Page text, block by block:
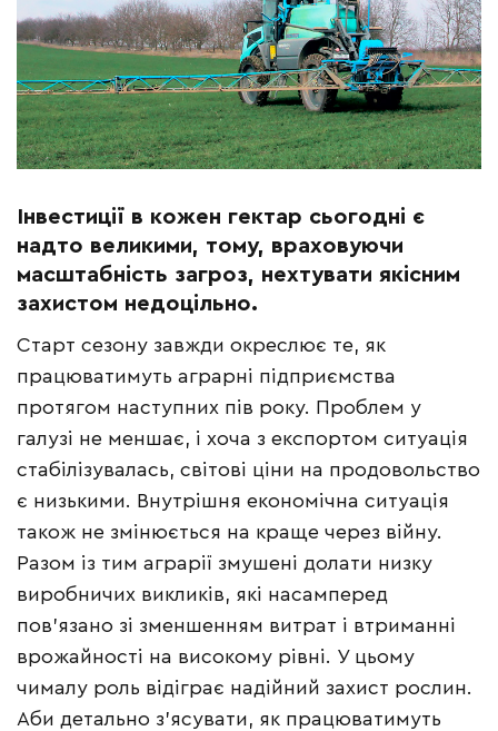
Інвестиції в кожен гектар сьогодні є
надто великими, тому, враховуючи
масштабність загроз, нехтувати якісним
захистом недоцільно.
Старт сезону завжди окреслює те, як
працюватимуть аграрні підприємства
протягом наступних пів року. Проблем у
галузі не меншає, і хоча з експортом ситуація
стабілізувалась, світові ціни на продовольство
є низькими. Внутрішня економічна ситуація
також не змінюється на краще через війну.
Разом із тим аграрії змушені долати низку
виробничих викликів, які насамперед
пов’язано зі зменшенням витрат і втриманні
врожайності на високому рівні. У цьому
чималу роль відіграє надійний захист рослин.
Аби детально з’ясувати, як працюватимуть